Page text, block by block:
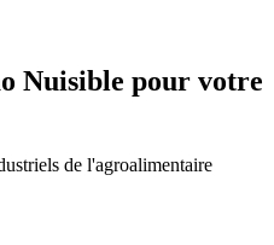
Nuisible pour votre
de l'agroalimentaire